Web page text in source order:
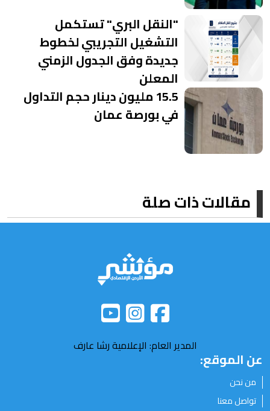
"النقل البري" تستكمل
التشغيل التجريبي لخطوط
جديدة وفق الجدول الزمني
المعلن
15.5 مليون دينار حجم التداول
في بورصة عمان
مقالات ذات صلة
المدير العام: الإعلامية رشا عارف
عن الموقع:
من نحن
تواصل معنا